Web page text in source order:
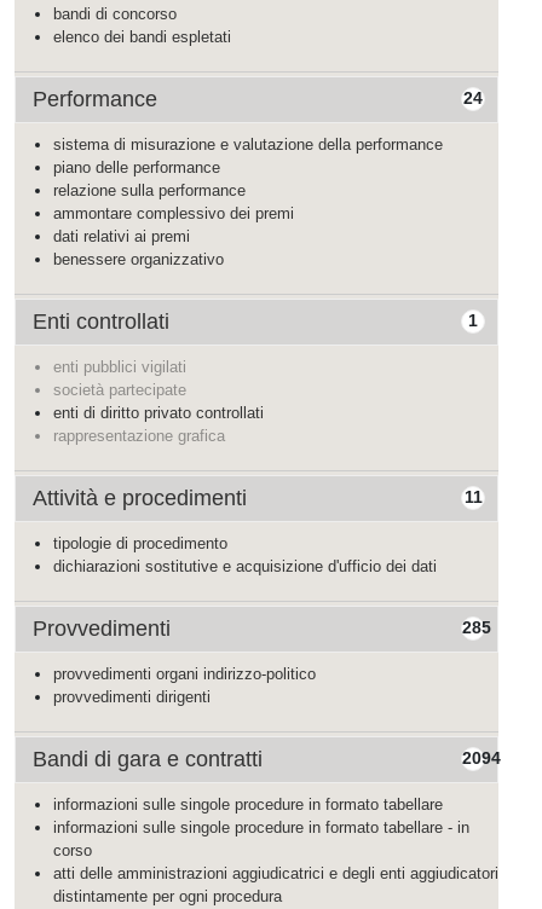
bandi di concorso
elenco dei bandi espletati
24
Performance
sistema di misurazione e valutazione della performance
piano delle performance
relazione sulla performance
ammontare complessivo dei premi
dati relativi ai premi
benessere organizzativo
1
Enti controllati
enti pubblici vigilati
società partecipate
enti di diritto privato controllati
rappresentazione grafica
11
Attività e procedimenti
tipologie di procedimento
dichiarazioni sostitutive e acquisizione d'ufficio dei dati
285
Provvedimenti
provvedimenti organi indirizzo-politico
provvedimenti dirigenti
2094
Bandi di gara e contratti
informazioni sulle singole procedure in formato tabellare
informazioni sulle singole procedure in formato tabellare - in
corso
atti delle amministrazioni aggiudicatrici e degli enti aggiudicatori
distintamente per ogni procedura